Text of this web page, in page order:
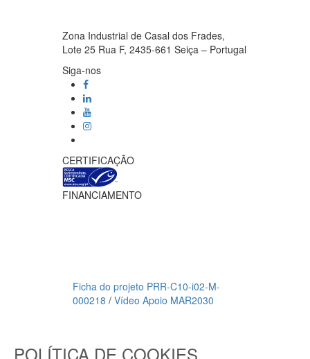
Zona Industrial de Casal dos Frades,
Lote 25 Rua F, 2435-661 Seiça – Portugal
Siga-nos
CERTIFICAÇÃO
FINANCIAMENTO
Ficha do projeto PRR-C10-i02-M-
000218 / Vídeo Apoio MAR2030
CAXAMAR © 2023
POLÍTICA DE COOKIES